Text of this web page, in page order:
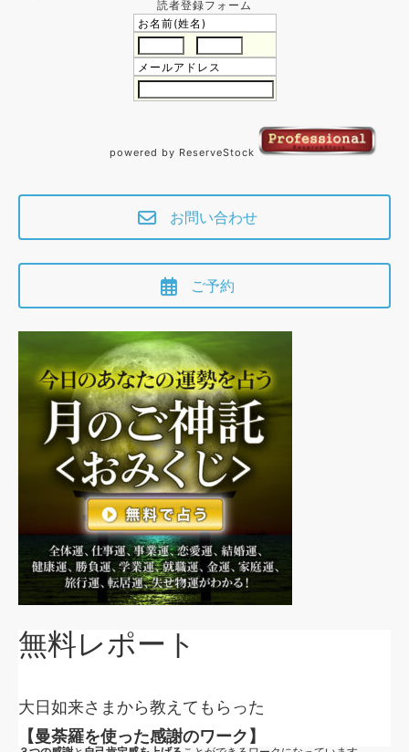
読者登録フォーム
お名前(姓名)
メールアドレス
powered by ReserveStock
お問い合わせ
ご予約
無料レポート
大日如来さまから教えてもらった
【曼荼羅を使った感謝のワーク】